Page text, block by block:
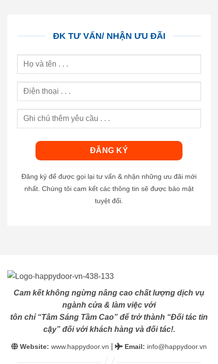
ĐK TƯ VẤN/ NHẬN ƯU ĐÃI
Đăng ký để được gọi lại tư vấn & nhận những ưu đãi mới
nhất. Chúng tôi cam kết các thông tin sẽ được bảo mật
tuyệt đối.
Cam kết không ngừng nâng cao chất lượng dịch vụ
ngành cửa & làm việc với
tôn chỉ “Tâm Sáng Tầm Cao” để trở thành “Đối tác tin
cậy” đối với khách hàng và đối tác!.
Website: www.happydoor.vn Email: info@happydoor.vn